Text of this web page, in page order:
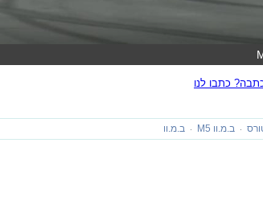
כתבו לנו
ב.מ.וו M5 ב.מ.וו